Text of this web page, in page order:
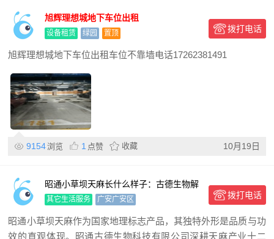
旭辉理想城地下车位出租
设备租赁 绿园 置顶 拨打电话
旭辉理想城地下车位出租车位不靠墙电话17262381491
9154浏览 1 点赞 收藏 10月19日
昭通小草坝天麻长什么样子：古德生物解
锁道地天麻的形态密码
其它生活服务 广安广安区 拨打电话
昭通小草坝天麻作为国家地理标志产品，其独特外形是品质与功
效的直观体现。昭通古德生物科技有限公司深耕天麻产业十二